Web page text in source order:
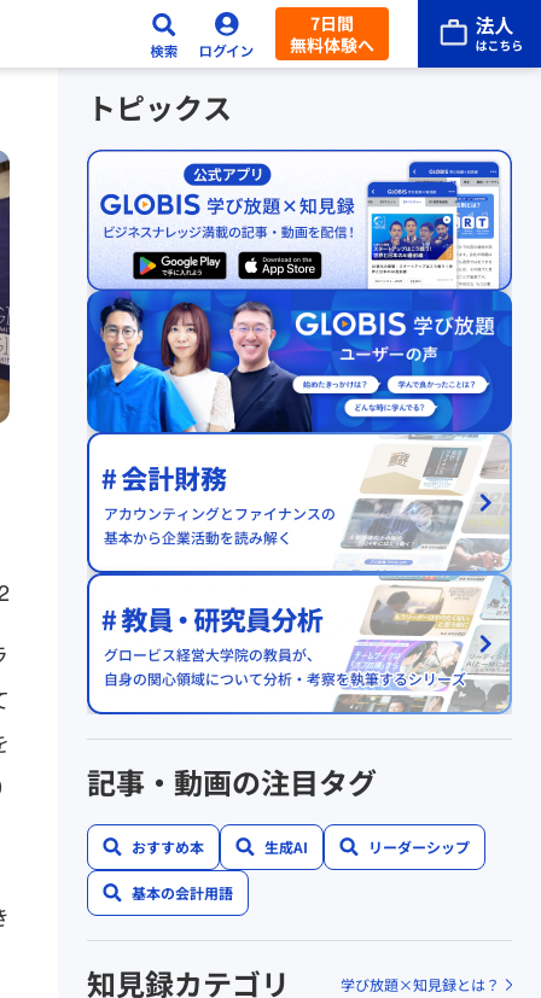
7日間
無料体験へ
トピックス
記事・動画の注目タグ
おすすめ本 生成AI リーダーシップ
基本の会計用語
知見録カテゴリ 学び放題×知見録とは？